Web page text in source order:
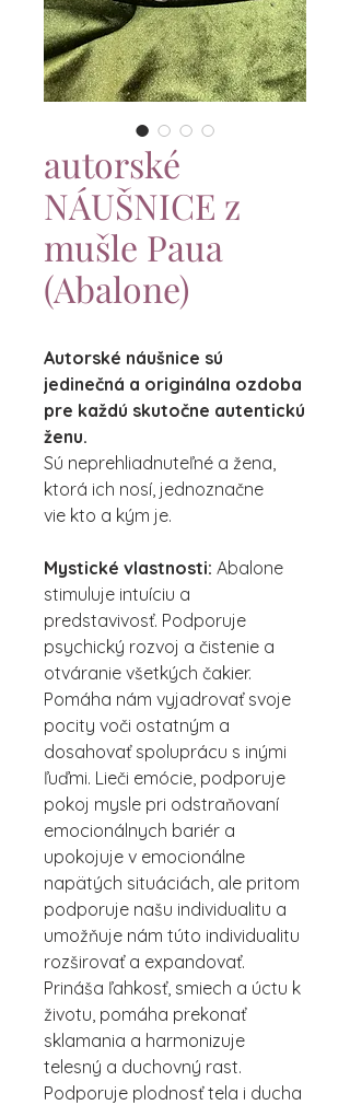
autorské
NÁUŠNICE z
mušle Paua
(Abalone)
Autorské náušnice sú
jedinečná a originálna ozdoba
pre každú skutočne autentickú
ženu.
Sú neprehliadnuteľné a žena,
ktorá ich nosí, jednoznačne
vie kto a kým je.
Mystické vlastnosti: Abalone
stimuluje intuíciu a
predstavivosť. Podporuje
psychický rozvoj a čistenie a
otváranie všetkých čakier.
Pomáha nám vyjadrovať svoje
pocity voči ostatným a
dosahovať spoluprácu s inými
ľuďmi. Lieči emócie, podporuje
pokoj mysle pri odstraňovaní
emocionálnych bariér a
upokojuje v emocionálne
napätých situáciách, ale pritom
podporuje našu individualitu a
umožňuje nám túto individualitu
rozširovať a expandovať.
Prináša ľahkosť, smiech a úctu k
životu, pomáha prekonať
sklamania a harmonizuje
telesný a duchovný rast.
Podporuje plodnosť tela i ducha